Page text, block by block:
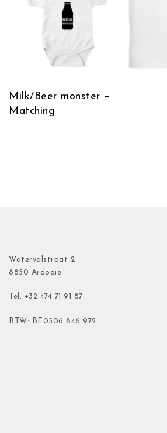
Milk/Beer monster –
Matching
Watervalstraat 2
8850 Ardooie
Tel: +32 474 71 91 87
BTW: BE0506 846 972